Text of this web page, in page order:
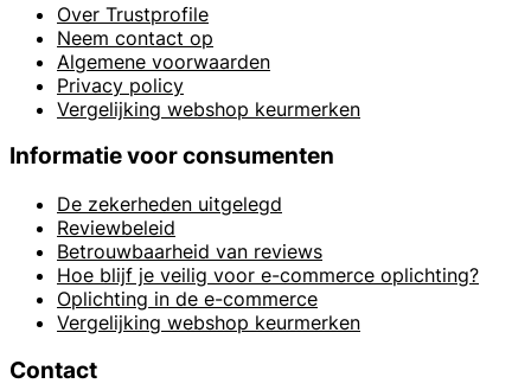
Over Trustprofile
Neem contact op
Algemene voorwaarden
Privacy policy
Vergelijking webshop keurmerken
Informatie voor consumenten
De zekerheden uitgelegd
Reviewbeleid
Betrouwbaarheid van reviews
Hoe blijf je veilig voor e-commerce oplichting?
Oplichting in de e-commerce
Vergelijking webshop keurmerken
Contact